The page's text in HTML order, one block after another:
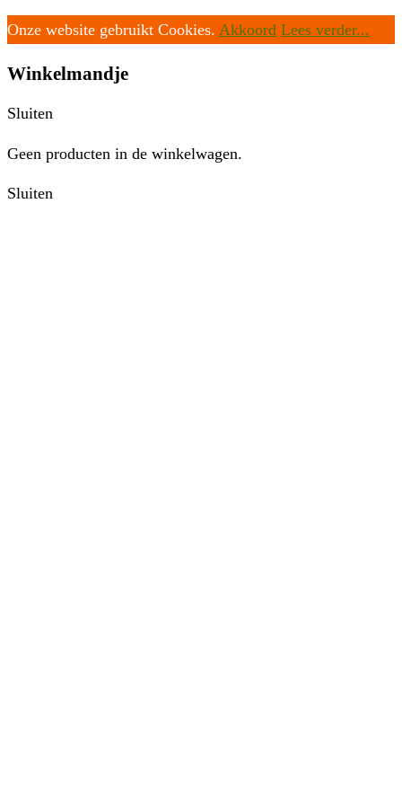
Onze website gebruikt Cookies. Akkoord Lees verder...
Winkelmandje
Sluiten
Geen producten in de winkelwagen.
Sluiten